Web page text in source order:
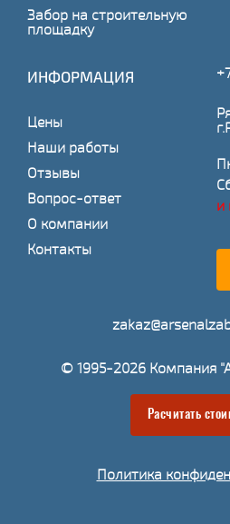
Забор на строительную
площадку
ИНФОРМАЦИЯ
Цены
Наши работы
Отзывы
Вопрос-ответ
О компании
Контакты
и
© 1995-2026 Компания
Расчитать
Политика